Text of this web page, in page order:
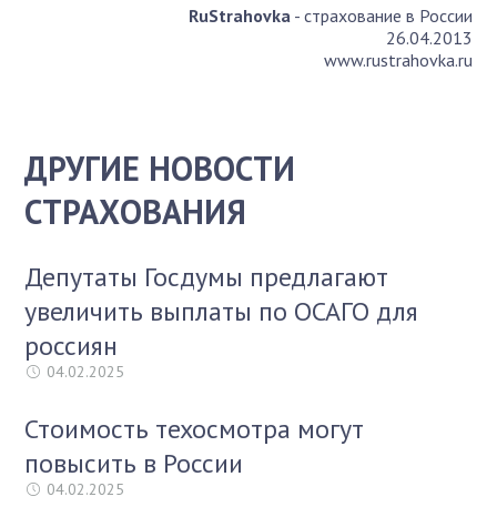
RuStrahovka- страхование в России
26.04.2013
www.rustrahovka.ru
ДРУГИЕ НОВОСТИ
СТРАХОВАНИЯ
Депутаты Госдумы предлагают
увеличить выплаты по ОСАГО для
россиян
04.02.2025
Стоимость техосмотра могут
повысить в России
04.02.2025